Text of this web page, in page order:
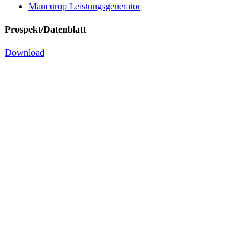
Maneurop Leistungsgenerator
Prospekt/Datenblatt
Download